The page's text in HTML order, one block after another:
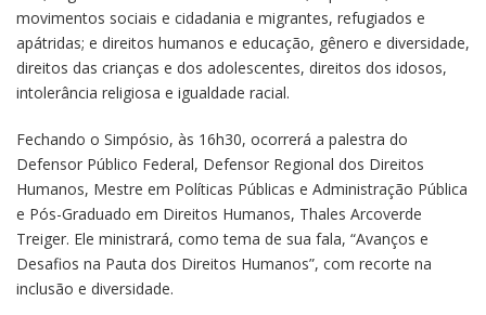
movimentos sociais e cidadania e migrantes, refugiados e
apátridas; e direitos humanos e educação, gênero e diversidade,
direitos das crianças e dos adolescentes, direitos dos idosos,
intolerância religiosa e igualdade racial.
Fechando o Simpósio, às 16h30, ocorrerá a palestra do
Defensor Público Federal, Defensor Regional dos Direitos
Humanos, Mestre em Políticas Públicas e Administração Pública
e Pós-Graduado em Direitos Humanos, Thales Arcoverde
Treiger. Ele ministrará, como tema de sua fala, “Avanços e
Desafios na Pauta dos Direitos Humanos”, com recorte na
inclusão e diversidade.